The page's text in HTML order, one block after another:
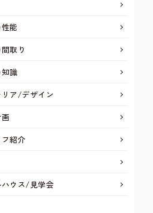
能
取り
識
リア/デザイン
紹介
ハウス/見学会